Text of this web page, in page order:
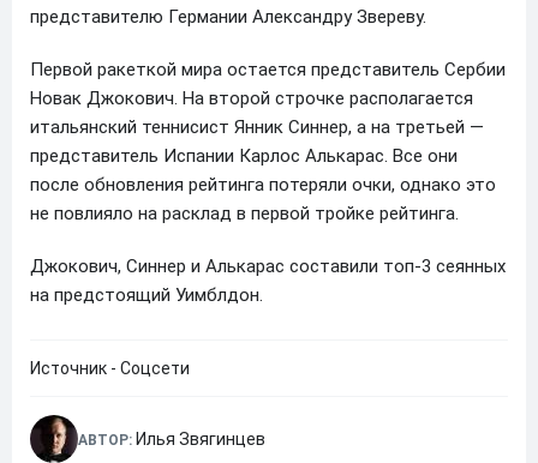
представителю Германии Александру Звереву.
Первой ракеткой мира остается представитель Сербии
Новак Джокович. На второй строчке располагается
итальянский теннисист Янник Синнер, а на третьей —
представитель Испании Карлос Алькарас. Все они
после обновления рейтинга потеряли очки, однако это
не повлияло на расклад в первой тройке рейтинга.
Джокович, Синнер и Алькарас составили топ-3 сеянных
на предстоящий Уимблдон.
Источник - Соцсети
АВТОР: Илья Звягинцев